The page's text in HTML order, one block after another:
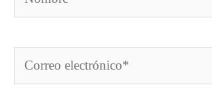
Correo
electrónico*